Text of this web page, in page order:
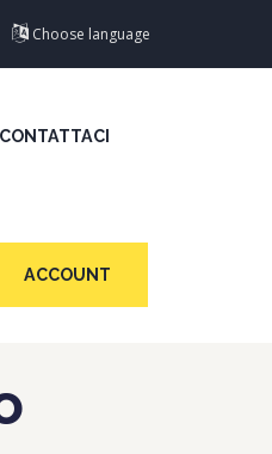
Choose language
CONTATTACI
ACCOUNT